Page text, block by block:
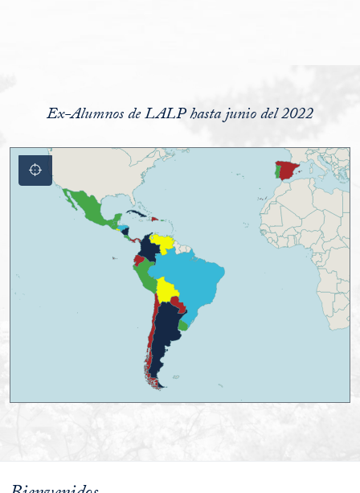
Ex-Alumnos de LALP hasta junio del 2022
Reset Zoom